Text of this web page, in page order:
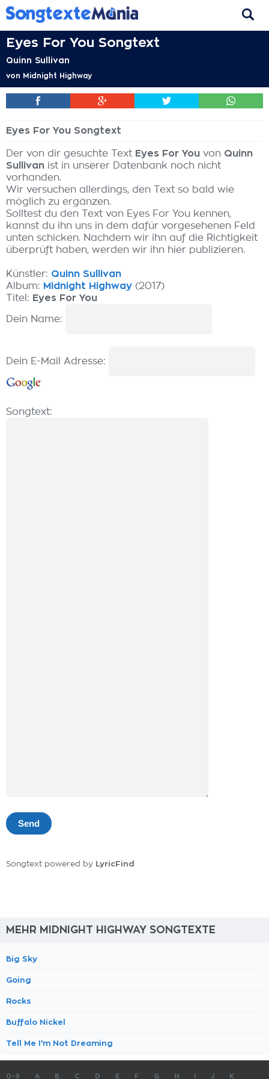
Eyes For You Songtext
Quinn Sullivan
von Midnight Highway
Eyes For You Songtext
Der von dir gesuchte Text Eyes For You von Quinn
Sullivan ist in unserer Datenbank noch nicht
vorhanden.
Wir versuchen allerdings, den Text so bald wie
möglich zu ergänzen.
Solltest du den Text von Eyes For You kennen,
kannst du ihn uns in dem dafür vorgesehenen Feld
unten schicken. Nachdem wir ihn auf die Richtigkeit
überprüft haben, werden wir ihn hier publizieren.
Künstler: Quinn Sullivan
Album: Midnight Highway (2017)
Titel: Eyes For You
Dein Name:
Dein E-Mail Adresse:
Songtext:
Songtext powered by LyricFind
MEHR MIDNIGHT HIGHWAY SONGTEXTE
Big Sky
Going
Rocks
Buffalo Nickel
Tell Me I'm Not Dreaming
0-9 A B C D E F G H J K